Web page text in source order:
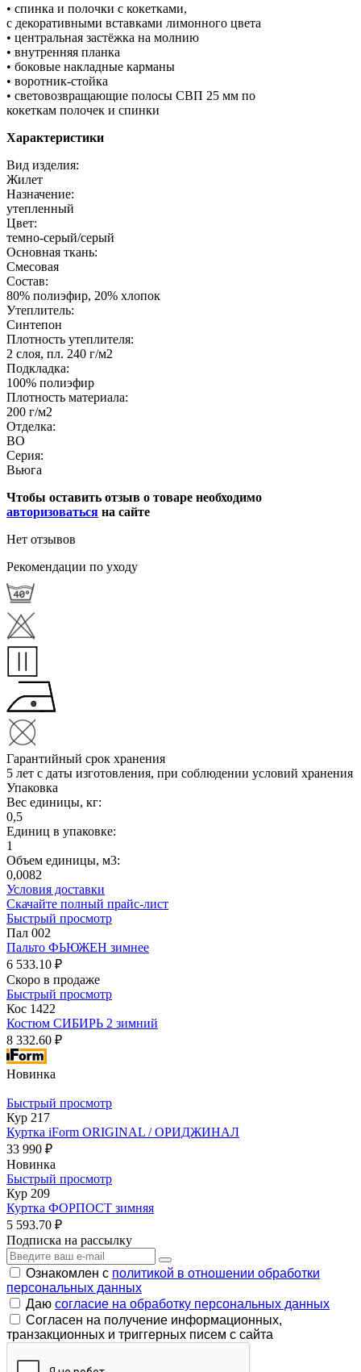
• спинка и полочки с кокетками,
с декоративными вставками лимонного цвета
• центральная застёжка на молнию
• внутренняя планка
• боковые накладные карманы
• воротник-стойка
• световозвращающие полосы СВП 25 мм по
кокеткам полочек и спинки
Характеристики
Вид изделия:
Жилет
Назначение:
утепленный
Цвет:
темно-серый/серый
Основная ткань:
Смесовая
Состав:
80% полиэфир, 20% хлопок
Утеплитель:
Синтепон
Плотность утеплителя:
2 слоя, пл. 240 г/м2
Подкладка:
100% полиэфир
Плотность материала:
200 г/м2
Отделка:
ВО
Серия:
Вьюга
Чтобы оставить отзыв о товаре необходимо
авторизоваться на сайте
Нет отзывов
Рекомендации по уходу
Гарантийный срок хранения
5 лет с даты изготовления, при соблюдении условий хранения
Упаковка
Вес единицы, кг:
0,5
Единиц в упаковке:
1
Объем единицы, м3:
0,0082
Условия доставки
Скачайте полный прайс-лист
Быстрый просмотр
Пал 002
Пальто ФЬЮЖЕН зимнее
6 533.10 ₽
Скоро в продаже
Быстрый просмотр
Кос 1422
Костюм СИБИРЬ 2 зимний
8 332.60 ₽
Новинка
Быстрый просмотр
Кур 217
Куртка iForm ORIGINAL / ОРИДЖИНАЛ
33 990 ₽
Новинка
Быстрый просмотр
Кур 209
Куртка ФОРПОСТ зимняя
5 593.70 ₽
Подписка на рассылку
Ознакомлен с политикой в отношении обработки
персональных данных
Даю согласие на обработку персональных данных
Согласен на получение информационных,
транзакционных и триггерных писем с сайта